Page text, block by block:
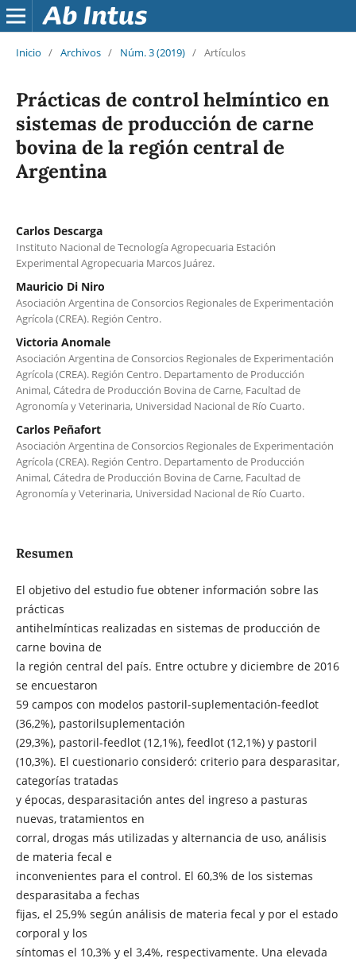
Inicio / Archivos / Núm. 3 (2019) / Artículos
Prácticas de control helmíntico en
sistemas de producción de carne
bovina de la región central de
Argentina
Carlos Descarga
Instituto Nacional de Tecnología Agropecuaria Estación
Experimental Agropecuaria Marcos Juárez.
Mauricio Di Niro
Asociación Argentina de Consorcios Regionales de Experimentación
Agrícola (CREA). Región Centro.
Victoria Anomale
Asociación Argentina de Consorcios Regionales de Experimentación
Agrícola (CREA). Región Centro. Departamento de Producción
Animal, Cátedra de Producción Bovina de Carne, Facultad de
Agronomía y Veterinaria, Universidad Nacional de Río Cuarto.
Carlos Peñafort
Asociación Argentina de Consorcios Regionales de Experimentación
Agrícola (CREA). Región Centro. Departamento de Producción
Animal, Cátedra de Producción Bovina de Carne, Facultad de
Agronomía y Veterinaria, Universidad Nacional de Río Cuarto.
Resumen
El objetivo del estudio fue obtener información sobre las
prácticas
antihelmínticas realizadas en sistemas de producción de
carne bovina de
la región central del país. Entre octubre y diciembre de 2016
se encuestaron
59 campos con modelos pastoril-suplementación-feedlot
(36,2%), pastorilsuplementación
(29,3%), pastoril-feedlot (12,1%), feedlot (12,1%) y pastoril
(10,3%). El cuestionario consideró: criterio para desparasitar,
categorías tratadas
y épocas, desparasitación antes del ingreso a pasturas
nuevas, tratamientos en
corral, drogas más utilizadas y alternancia de uso, análisis
de materia fecal e
inconvenientes para el control. El 60,3% de los sistemas
desparasitaba a fechas
fijas, el 25,9% según análisis de materia fecal y por el estado
corporal y los
síntomas el 10,3% y el 3,4%, respectivamente. Una elevada